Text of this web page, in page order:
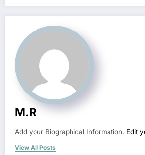
M.R
Add your Biographical Information. Edit
View All Posts